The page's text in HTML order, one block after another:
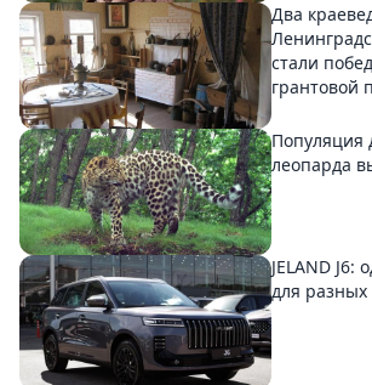
Два
стали
грантовой
Популяция
леопарда
JELAND J6:
для